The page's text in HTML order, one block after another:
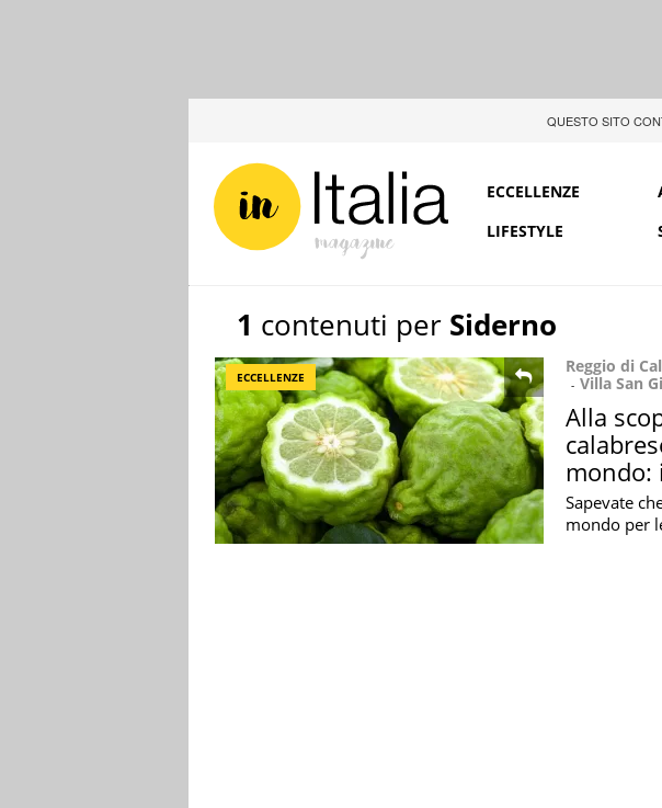
QUESTO SITO
ECCELLENZE
LIFESTYLE
1 contenuti per Siderno
ECCELLENZE
Reggio di
Villa San
Alla
mondo:
Sapevate
mondo per